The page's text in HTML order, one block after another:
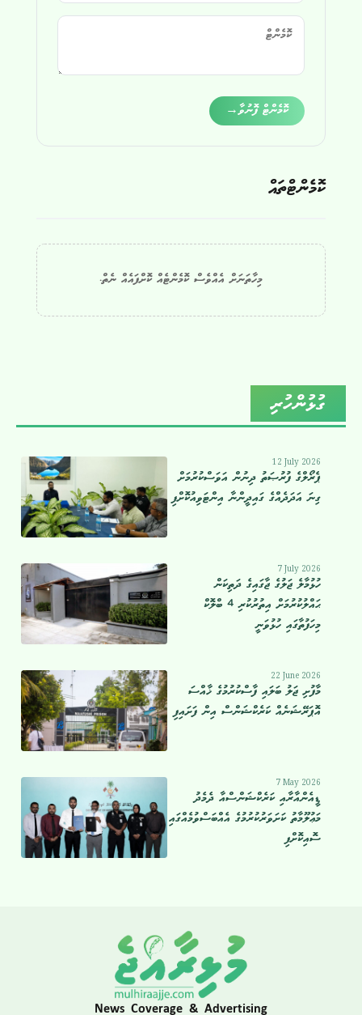
ކޮމެންޓް ފޮނުވާ→
ކޮމެންޓްތައް
މިހާތަނަށް އެއްވެސް ކޮމެންޓެއް ކޮށްފައެއް ނެތް.
ގުޅުންހުރި
12 July 2026
ޕެރޯލްގެ ފުރުޞަތު ދިނުން އަވަސްކުރުމަށް
ގިނަ އަދަދެއްގެ ގައިދީންނާ އިންޓަވިއުކޮށްފި
7 July 2026
ހުޅުމާލެ ޖަލުގެ ޖާގައިގެ ދަތިކަން
ޙައްލުކުރުމަށް އިތުރުކުރި 4 ބްލޮކް
މިހަފުތާގައި ހުޅުވަނީ
22 June 2026
މާފުށި ޖަލު ބަލައި ފާސްކުރުމުގެ ޚާއްސަ
އޮޕަރޭޝަނެއް ކަރެކްޝަންސް އިން ފަށައިފި
7 May 2026
ޑީއެންއާރާއި ކަރެކްޝަންސްއާ ދެމެދު
މަޢުލޫމާތު ކަށަވަރުކުރުމުގެ އެއްބަސްވުމެއްގައި
ސޮއިކޮށްފި